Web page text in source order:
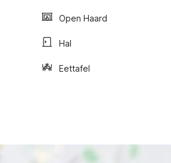
Open Haard
Hal
Eettafel